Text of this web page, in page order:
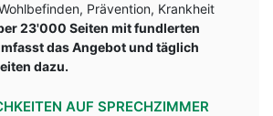
Prävention, Krankheit
23'000 Seiten mit fundlerten
das Angebot und täglich
dazu.
AUF SPRECHZIMMER